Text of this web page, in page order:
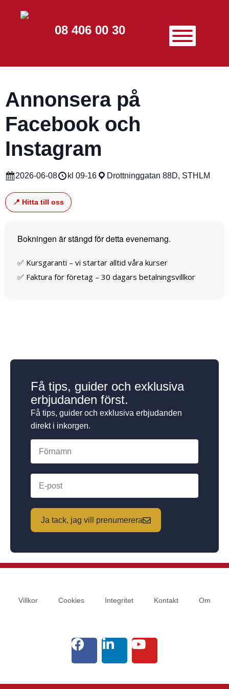
08 406 00 30
Annonsera på
Facebook och
Instagram
2026-06-08 kl 09-16 Drottninggatan 88D, STHLM
📍 Hitta till oss
Bokningen är stängd för detta evenemang.
✅ Kursgaranti – vi startar alltid våra kurser
✅ Faktura för företag – 30 dagars betalningsvillkor
Få tips, guider och exklusiva
erbjudanden först.
Få tips, guider och exklusiva erbjudanden
direkt i inkorgen.
Ja tack, jag vill prenumerera
Villkor Cookies Integritet Kontakt Om